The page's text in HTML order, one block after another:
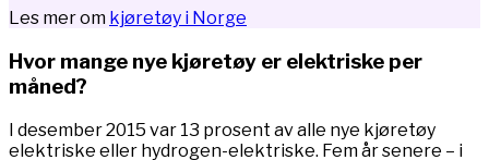
Les mer om kjøretøy i Norge
Hvor mange nye kjøretøy er elektriske per
måned?
I desember 2015 var 13 prosent av alle nye kjøretøy
elektriske eller hydrogen-elektriske. Fem år senere – i